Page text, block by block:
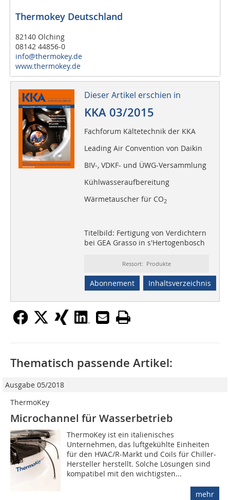
Thermokey Deutschland
82140 Olching
08142 44856-0
info@thermokey.de
www.thermokey.de
Dieser Artikel erschien in
KKA 03/2015
Fachforum Kältetechnik der KKA
Leading Air Convention von Daikin
BIV-, VDKF- und ÜWG-Versammlung
Kühlwasseraufbereitung
Wärmetauscher für CO2
Titelbild: Fertigung von Verdichtern
bei GEA Grasso in s'Hertogenbosch
Ressort: Produkte
Abonnement Inhaltsverzeichnis
Thematisch passende Artikel:
Ausgabe 05/2018
ThermoKey
Microchannel für Wasserbetrieb
ThermoKey ist ein italienisches
Unternehmen, das luftgekühlte Einheiten
für den HVAC/R-Markt und Coils für Chiller-
Hersteller herstellt. Solche Lösungen sind
kompatibel mit den wichtigsten...
mehr